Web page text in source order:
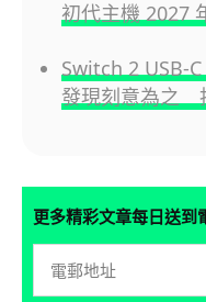
初代主機 2027
Switch 2 USB-
發現刻意為之
更多精彩文章每日送到